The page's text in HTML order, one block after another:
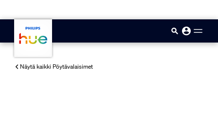
Näytä kaikki Pöytävalaisimet